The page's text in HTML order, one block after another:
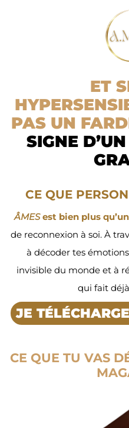
ET
PAS UN
SIGNE
CE QUE
ÂMESest bien plus
de reconnexion à soi. À
à décoder tes
invisible du monde et à
qui fait
JE
CE QUE TU VAS